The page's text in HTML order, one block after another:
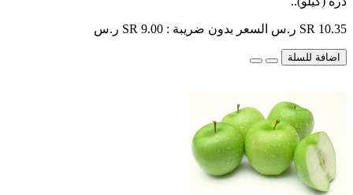
SR 10.35 ر.س السعر بدون ضريبة : SR 9.00 ر.س
اضافة للسلة